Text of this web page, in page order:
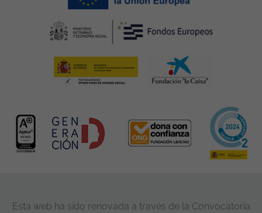
Esta web ha sido renovada a través de la Convocatoria